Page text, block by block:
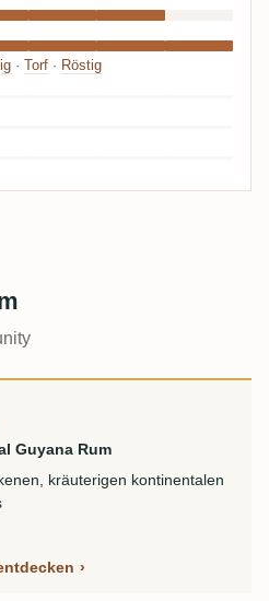
· Torf · Röstig
Guyana Rum
kräuterigen kontinentalen